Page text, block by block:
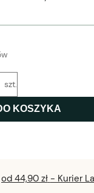
szt.
KOSZYKA
od 44,90 zł - Kurier